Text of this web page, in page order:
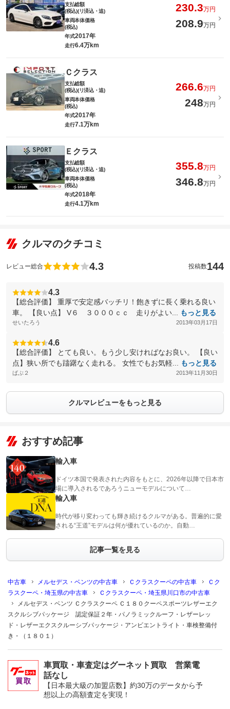
支払総額
(税込)(リ済込・追)
230.3万円
車両本体価格
(税込)
208.9万円
年式2017年
走行6.4万km
Ｃクラス
支払総額
(税込)(リ済込・追)
266.6万円
車両本体価格
(税込)
248万円
年式2017年
走行7.1万km
Ｅクラス
支払総額
(税込)(リ済込・追)
355.8万円
車両本体価格
(税込)
346.8万円
年式2018年
走行4.1万km
クルマのクチコミ
レビュー総合 4.3 投稿数144
4.3
【総合評価】 重厚で安定感バッチリ！飽きずに長く乗れる良い
車。 【良い点】 V６ ３０００ｃｃ 走りがよい...
もっと見る
せいたろう 2013年03月17日
4.6
【総合評価】 とても良い。もう少し安ければなお良い。 【良い
点】狭い所でも躊躇なく走れる。 女性でもお気軽...
もっと見る
ばぶ２ 2013年11月30日
クルマレビューをもっと見る
おすすめ記事
輸入車
ドイツ本国で発表された内容をもとに、2026年以降で日本市
場に導入されるであろうニューモデルについて…
輸入車
時代が移り変わっても輝き続けるクルマがある。普遍的に愛
される“王道”モデルは何が優れているのか。自動…
記事一覧を見る
中古車 メルセデス・ベンツの中古車 Ｃクラスクーペの中古車
Ｃク
ラスクーペ・埼玉県の中古車
Ｃクラスクーペ・埼玉県川口市の中古車
メルセデス・ベンツ Ｃクラスクーペ Ｃ１８０クーペスポーツレザーエク
スクルシブパッケージ 認定保証２年・パノラミックルーフ・レザーレッ
ド・レザーエクスクルーシブパッケージ・アンビエントライト・車検整備付
き・（１８０１）
車買取・車査定はグーネット買取 営業電
話なし
【日本最大級の加盟店数】約30万のデータから予
想以上の高額査定を実現！